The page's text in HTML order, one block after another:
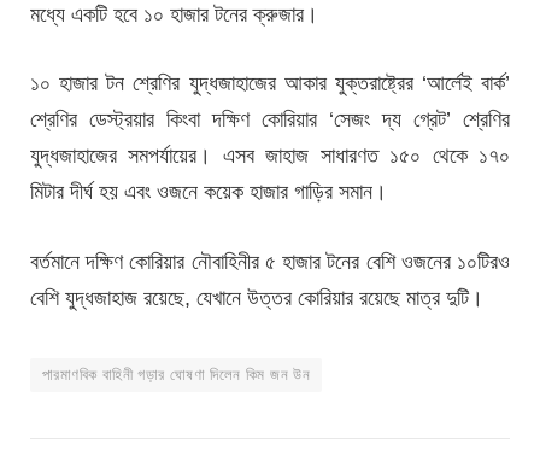
মধ্যে একটি হবে ১০ হাজার টনের ক্রুজার।
১০ হাজার টন শ্রেণির যুদ্ধজাহাজের আকার যুক্তরাষ্ট্রের ‘আর্লেই বার্ক’
শ্রেণির ডেস্ট্রয়ার কিংবা দক্ষিণ কোরিয়ার ‘সেজং দ্য গ্রেট’ শ্রেণির
যুদ্ধজাহাজের সমপর্যায়ের। এসব জাহাজ সাধারণত ১৫০ থেকে ১৭০
মিটার দীর্ঘ হয় এবং ওজনে কয়েক হাজার গাড়ির সমান।
বর্তমানে দক্ষিণ কোরিয়ার নৌবাহিনীর ৫ হাজার টনের বেশি ওজনের ১০টিরও
বেশি যুদ্ধজাহাজ রয়েছে, যেখানে উত্তর কোরিয়ার রয়েছে মাত্র দুটি।
পারমাণবিক বাহিনী গড়ার ঘোষণা দিলেন কিম জন উন